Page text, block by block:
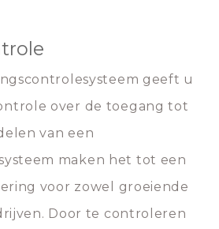
geeft u
over de toegang tot
van een
maken het tot een
voor zowel groeiende
Door te controleren